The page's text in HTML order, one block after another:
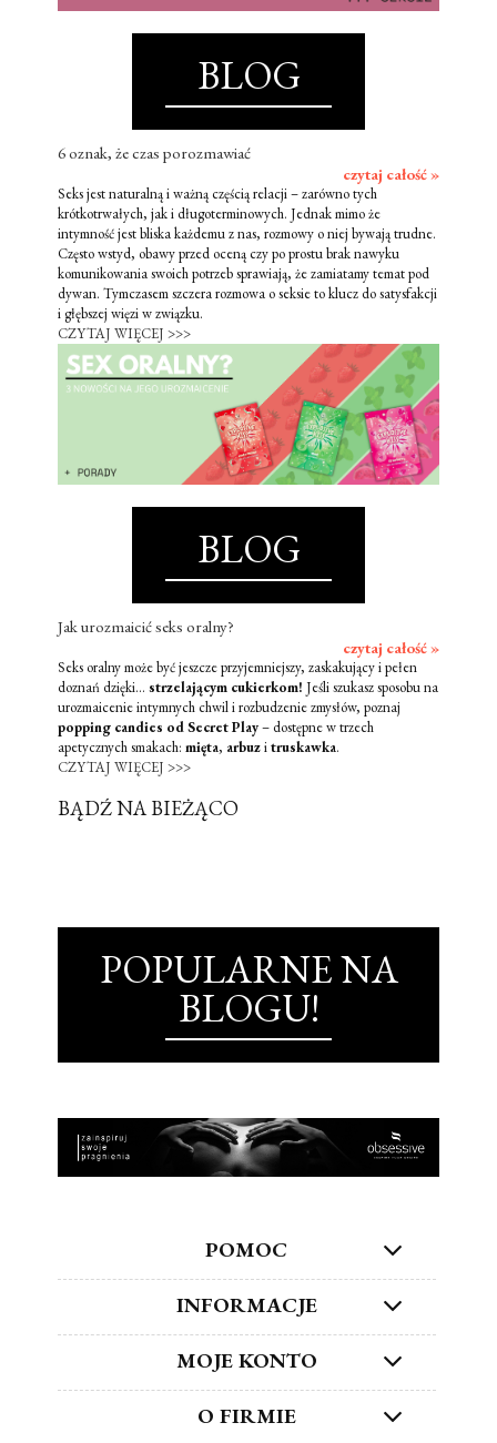
BLOG
6 oznak, że czas porozmawiać
czytaj całość »
Seks jest naturalną i ważną częścią relacji – zarówno tych
krótkotrwałych, jak i długoterminowych. Jednak mimo że
intymność jest bliska każdemu z nas, rozmowy o niej bywają trudne.
Często wstyd, obawy przed oceną czy po prostu brak nawyku
komunikowania swoich potrzeb sprawiają, że zamiatamy temat pod
dywan. Tymczasem szczera rozmowa o seksie to klucz do satysfakcji
i głębszej więzi w związku.
CZYTAJ WIĘCEJ >>>
BLOG
Jak urozmaicić seks oralny?
czytaj całość »
Seks oralny może być jeszcze przyjemniejszy, zaskakujący i pełen
doznań dzięki... strzelającym cukierkom! Jeśli szukasz sposobu na
urozmaicenie intymnych chwil i rozbudzenie zmysłów, poznaj
popping candies od Secret Play– dostępne w trzech
apetycznych smakach: mięta, arbuzitruskawka.
CZYTAJ WIĘCEJ >>>
BĄDŹ NA BIEŻĄCO
POPULARNE NA
BLOGU!
POMOC
INFORMACJE
MOJE KONTO
O FIRMIE